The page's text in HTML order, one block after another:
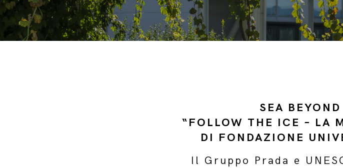
SEA
“FOLLOW THE ICE – LA
DI FONDAZIONE
Il Gruppo Prada e